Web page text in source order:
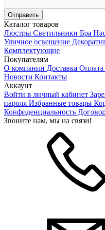
Каталог товаров
Люстры Светильники Бра
Уличное освещение
Комплектующие
Покупателям
О компании Доставка Оплата
Новости Контакты
Аккаунт
Войти в личный кабинет
пароля Избранные товары
Конфиденциальность
Звоните нам, мы на связи!